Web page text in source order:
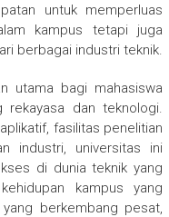
untuk memperluas
kampus tetapi juga
berbagai industri teknik.
utama bagi mahasiswa
dan teknologi.
fasilitas penelitian
industri, universitas ini
di dunia teknik yang
kampus yang
berkembang pesat,